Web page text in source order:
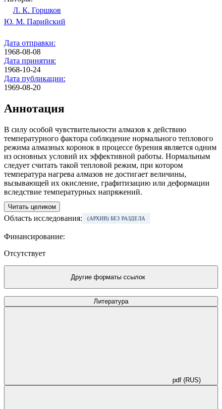
Л. К. Горшков
Ю. М. Парийский
Дата отправки:
1968-08-08
Дата принятия:
1968-10-24
Дата публикации:
1969-08-20
Аннотация
В силу особой чувствительности алмазов к действию
температурного фактора соблюдение нормального теплового
режима алмазных коронок в процессе бурения является одним
из основных условий их эффективной работы. Нормальным
следует считать такой тепловой режим, при котором
температура нагрева алмазов не достигает величины,
вызывающей их окисление, графитизацию или деформации
вследствие температурных напряжений.
Читать целиком
Область исследования: (АРХИВ) БЕЗ РАЗДЕЛА
Финансирование:
Отсутствует
Другие форматы ссылок
Литература
pdf (RUS)